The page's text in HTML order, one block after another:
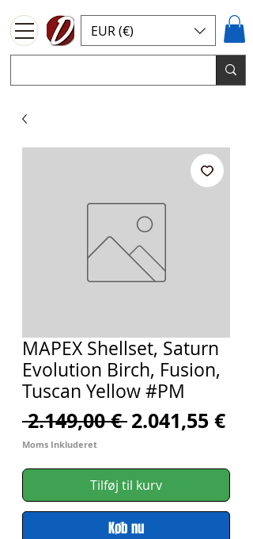
EUR (€)
MAPEX Shellset, Saturn
Evolution Birch, Fusion,
Tuscan Yellow #PM
2.149,00 € Regulær
2.041,55 €
Moms Inkluderet
Tilføj til kurv
Køb nu